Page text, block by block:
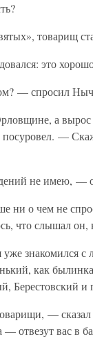
товарищ
это
— спросил
а вырос
посуровел. —
не имею, —
ни о чем не
что слышал он,
уже знакомился
как
Берестовский
— сказал
отвезут вас в